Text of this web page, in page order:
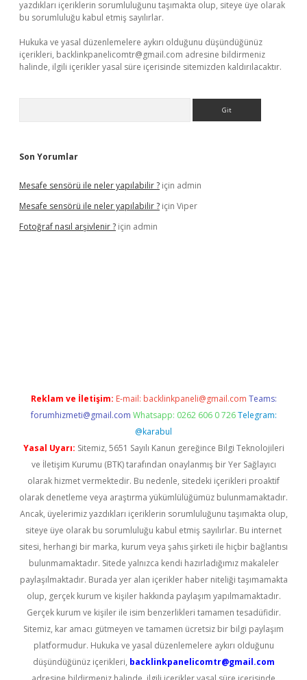
yazdıkları içeriklerin sorumluluğunu taşımakta olup, siteye üye olarak
bu sorumluluğu kabul etmiş sayılırlar.
Hukuka ve yasal düzenlemelere aykırı olduğunu düşündüğünüz
içerikleri, backlinkpanelicomtr@gmail.com adresine bildirmeniz
halinde, ilgili içerikler yasal süre içerisinde sitemizden kaldırılacaktır.
Son Yorumlar
Mesafe sensörü ile neler yapılabilir ? için admin
Mesafe sensörü ile neler yapılabilir ? için Viper
Fotoğraf nasıl arşivlenir ? için admin
Reklam ve İletişim: E-mail: backlinkpaneli@gmail.com Teams:
forumhizmeti@gmail.com Whatsapp: 0262 606 0 726 Telegram:
@karabul
Yasal Uyarı: Sitemiz, 5651 Sayılı Kanun gereğince Bilgi Teknolojileri
ve İletişim Kurumu (BTK) tarafından onaylanmış bir Yer Sağlayıcı
olarak hizmet vermektedir. Bu nedenle, sitedeki içerikleri proaktif
olarak denetleme veya araştırma yükümlülüğümüz bulunmamaktadır.
Ancak, üyelerimiz yazdıkları içeriklerin sorumluluğunu taşımakta olup,
siteye üye olarak bu sorumluluğu kabul etmiş sayılırlar. Bu internet
sitesi, herhangi bir marka, kurum veya şahıs şirketi ile hiçbir bağlantısı
bulunmamaktadır. Sitede yalnızca kendi hazırladığımız makaleler
paylaşılmaktadır. Burada yer alan içerikler haber niteliği taşımamakta
olup, gerçek kurum ve kişiler hakkında paylaşım yapılmamaktadır.
Gerçek kurum ve kişiler ile isim benzerlikleri tamamen tesadüfidir.
Sitemiz, kar amacı gütmeyen ve tamamen ücretsiz bir bilgi paylaşım
platformudur. Hukuka ve yasal düzenlemelere aykırı olduğunu
düşündüğünüz içerikleri, backlinkpanelicomtr@gmail.com